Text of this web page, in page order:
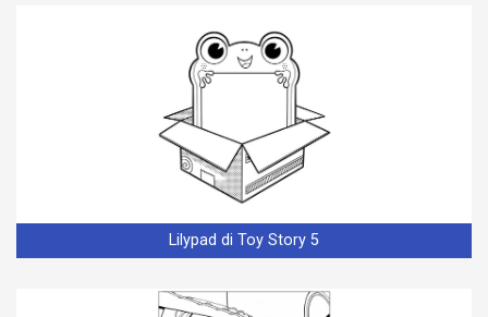
Lilypad di Toy Story 5